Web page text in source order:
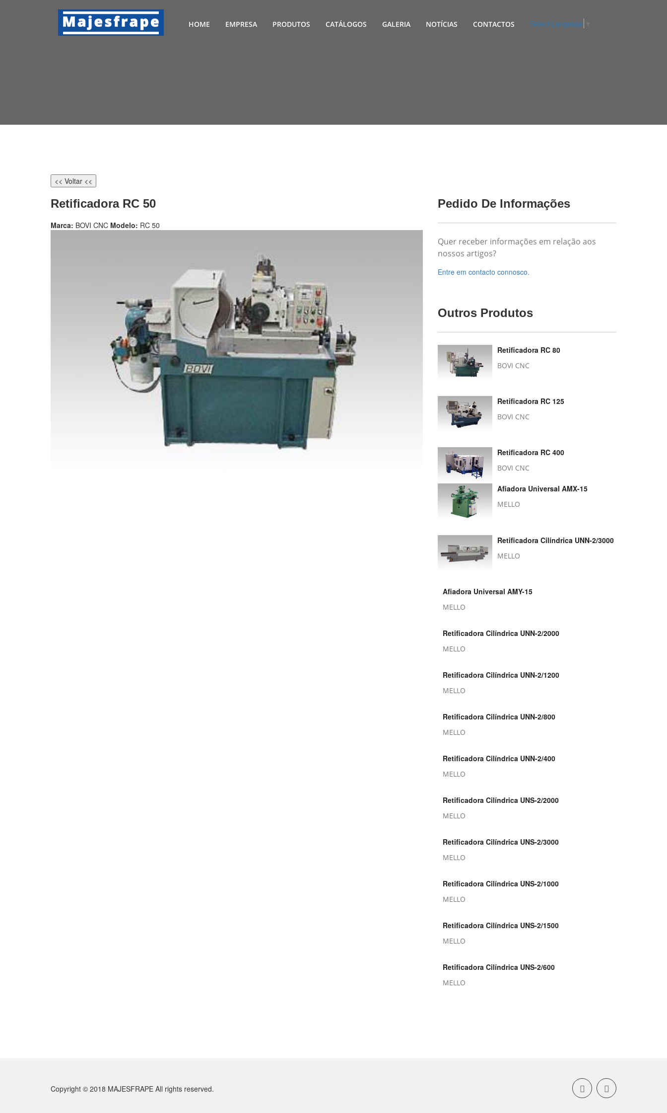
HOME EMPRESA PRODUTOS CATÁLOGOS GALERIA NOTÍCIAS CONTACTOS Select Language
<< Voltar <<
Retificadora RC 50
Marca: BOVI CNC Modelo: RC 50
Pedido De Informações
Quer receber informações em relação aos
nossos artigos?
Entre em contacto connosco.
Outros Produtos
Retificadora RC 80
BOVI CNC
Retificadora RC 125
BOVI CNC
Retificadora RC 400
BOVI CNC
Afiadora Universal AMX-15
MELLO
Retificadora Cilíndrica UNN-2/3000
MELLO
Afiadora Universal AMY-15
MELLO
Retificadora Cilíndrica UNN-2/2000
MELLO
Retificadora Cilíndrica UNN-2/1200
MELLO
Retificadora Cilíndrica UNN-2/800
MELLO
Retificadora Cilíndrica UNN-2/400
MELLO
Retificadora Cilíndrica UNS-2/2000
MELLO
Retificadora Cilíndrica UNS-2/3000
MELLO
Retificadora Cilíndrica UNS-2/1000
MELLO
Retificadora Cilíndrica UNS-2/1500
MELLO
Retificadora Cilíndrica UNS-2/600
MELLO
Copyright © 2018 MAJESFRAPE All rights reserved.